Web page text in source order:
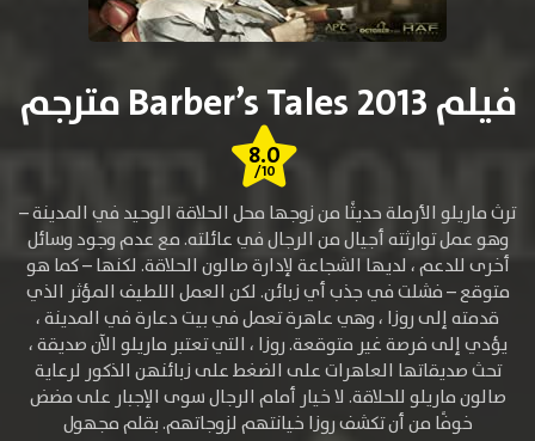
فيلم Barber’s Tales 2013 مترجم
8.0
/10
ترث ماريلو الأرملة حديثًا من زوجها محل الحلاقة الوحيد في المدينة –
وهو عمل توارثته أجيال من الرجال في عائلته. مع عدم وجود وسائل
أخرى للدعم ، لديها الشجاعة لإدارة صالون الحلاقة. لكنها – كما هو
متوقع – فشلت في جذب أي زبائن. لكن العمل اللطيف المؤثر الذي
قدمته إلى روزا ، وهي عاهرة تعمل في بيت دعارة في المدينة ،
يؤدي إلى فرصة غير متوقعة. روزا ، التي تعتبر ماريلو الآن صديقة ،
تحث صديقاتها العاهرات على الضغط على زبائنهن الذكور لرعاية
صالون ماريلو للحلاقة. لا خيار أمام الرجال سوى الإجبار على مضض
خوفًا من أن تكشف روزا خيانتهم لزوجاتهم. بقلم مجهول